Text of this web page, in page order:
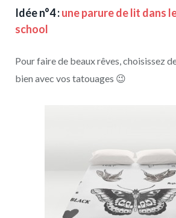
Idée n°4 :une parure de lit dans
school
Pour faire de beaux rêves, choisissez
bien avec vos tatouages 😉